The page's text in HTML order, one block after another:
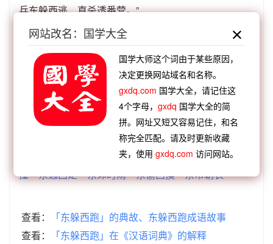
兵东躲西逃，直杀透番营。”
东躲西跑 成语接龙
【顺接】： 跑跑颠颠 跑马占荒 跑跑跳跳
跑马占
跑马观花 跑肚拉稀
跑马卖解
【顺接】： 东奔西跑 越野赛跑
东躲西跑
【逆接】：
叔父居东 我来自东 章甫西东
声西击
朝西暮东 鹤到辽东
拆西补东
东堂一枝 东支西吾
东驰西
撞
东逃西走 东郊时雨 东偷西摸 东市朝衣
查看：
「东躲西跑」的典故、东躲西跑成语故事
查看：
「东躲西跑」在《汉语词典》的解释
网站改名：国学大全
国学大师这个词由于某些原因，
决定更换网站域名和名称。
gxdq.com 国学大全，请记住这
4个字母，gxdq 国学大全的简
拼。网址又短又容易记住，和名
称完全匹配。请及时更新收藏
夹，使用gxdq.com 访问网站。